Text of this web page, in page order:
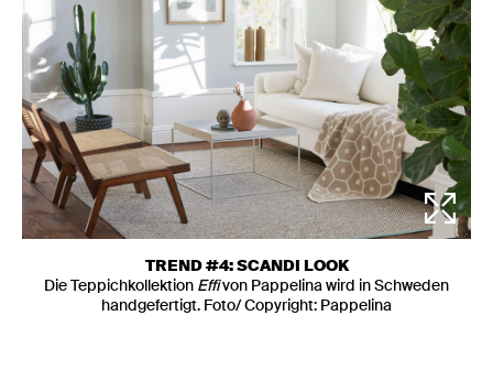
TREND #4: SCANDI LOOK
Die Teppichkollektion Effivon Pappelina wird in Schweden
handgefertigt. Foto/ Copyright: Pappelina